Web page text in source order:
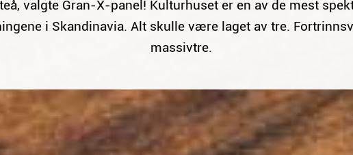
valgte Gran-X-panel! Kulturhuset er en av de mest
i Skandinavia. Alt skulle være laget av tre.
massivtre.